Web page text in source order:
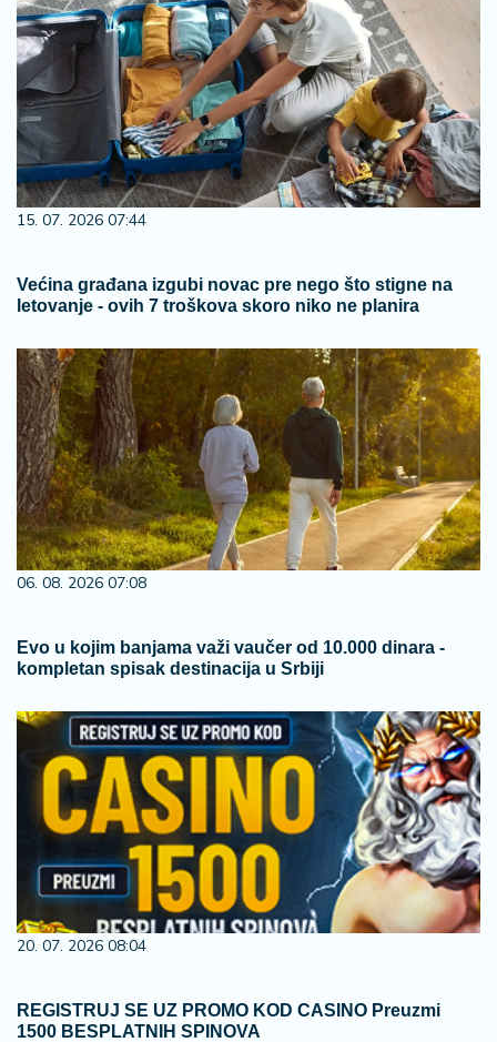
15. 07. 2026 07:44
Većina građana izgubi novac pre nego što stigne na
letovanje - ovih 7 troškova skoro niko ne planira
06. 08. 2026 07:08
Evo u kojim banjama važi vaučer od 10.000 dinara -
kompletan spisak destinacija u Srbiji
20. 07. 2026 08:04
REGISTRUJ SE UZ PROMO KOD CASINO Preuzmi
1500 BESPLATNIH SPINOVA